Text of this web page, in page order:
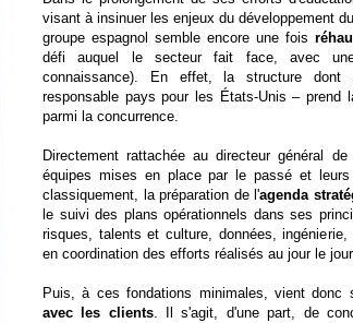
visant à insinuer les enjeux du développement
groupe espagnol semble encore une fois
défi auquel le secteur fait face, avec
connaissance). En effet, la structure dont
responsable pays pour les États-Unis – prend
parmi la concurrence.
Directement rattachée au directeur général
équipes mises en place par le passé et leurs
classiquement, la préparation de l'agenda
le suivi des plans opérationnels dans ses
risques, talents et culture, données,
en coordination des efforts réalisés au jour le
Puis, à ces fondations minimales, vient donc
avec les clients. Il s'agit, d'une part, de